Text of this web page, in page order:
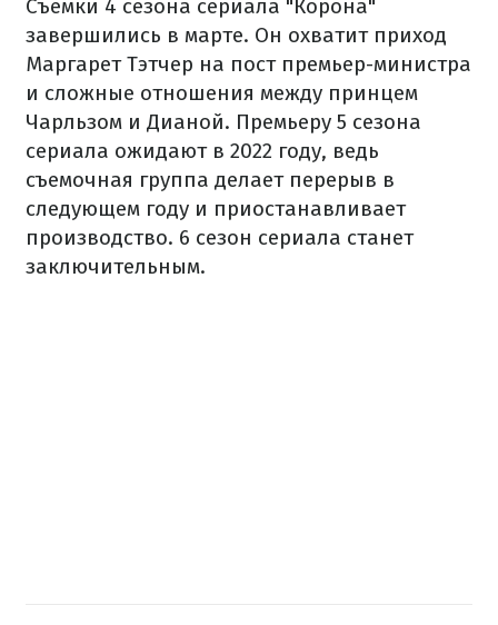
Съемки 4 сезона сериала "Корона"
завершились в марте. Он охватит приход
Маргарет Тэтчер на пост премьер-министра
и сложные отношения между принцем
Чарльзом и Дианой. Премьеру 5 сезона
сериала ожидают в 2022 году, ведь
съемочная группа делает перерыв в
следующем году и приостанавливает
производство. 6 сезон сериала станет
заключительным.